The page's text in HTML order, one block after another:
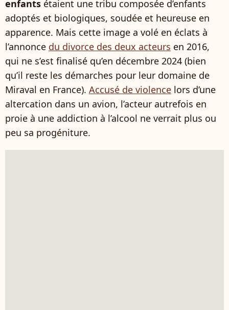
enfants étaient une tribu composée d’enfants
adoptés et biologiques, soudée et heureuse en
apparence. Mais cette image a volé en éclats à
l’annonce du divorce des deux acteurs en 2016,
qui ne s’est finalisé qu’en décembre 2024 (bien
qu’il reste les démarches pour leur domaine de
Miraval en France). Accusé de violence lors d’une
altercation dans un avion, l’acteur autrefois en
proie à une addiction à l’alcool ne verrait plus ou
peu sa progéniture.